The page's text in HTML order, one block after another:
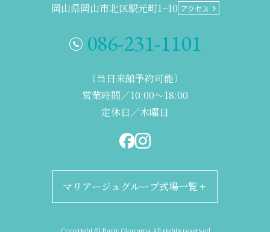
岡山県岡山市北区駅元町1−10 アクセス
086-231-1101
（当日来館予約可能）
営業時間／10:00～18:00
定休日／木曜日
マリアージュグループ式場一覧
◆関西エリア
Copyright © Ravir Okayama All rights reserved